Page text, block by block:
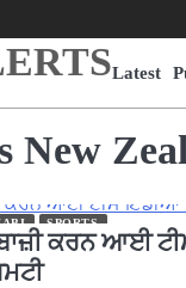
Latest
New
SPORTS
ਕਰਨ ਆਈ